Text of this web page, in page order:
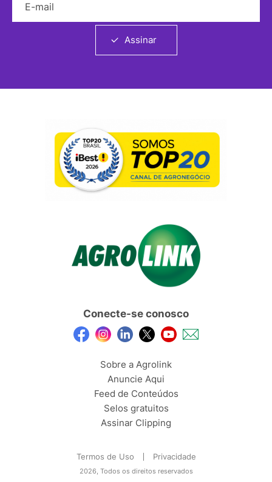
Assinar
Conecte-se conosco
Sobre a Agrolink
Anuncie Aqui
Feed de Conteúdos
Selos gratuitos
Assinar Clipping
Termos de Uso Privacidade
2026, Todos os direitos reservados